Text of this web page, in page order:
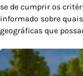
se de cumprir os
informado sobre
geográficas que